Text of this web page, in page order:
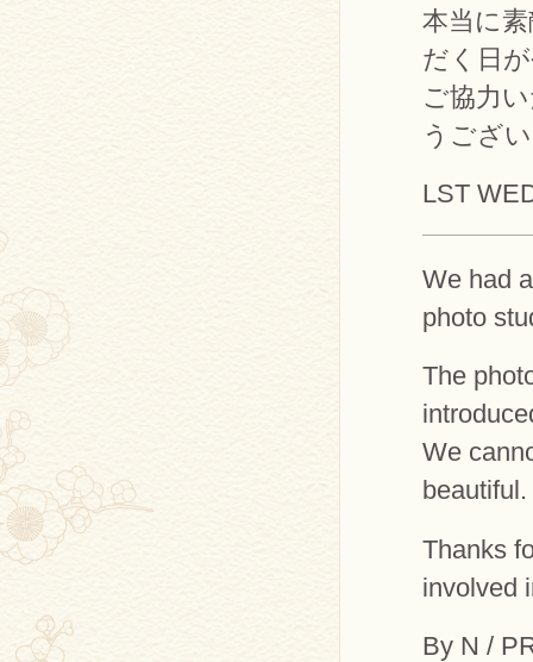
本当に
だく日
ご協力
うござ
LST
We had
photo
The
We
beautiful.
Thanks
involved
By N /